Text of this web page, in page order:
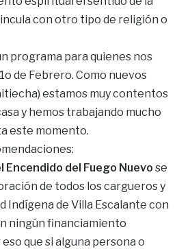
con otro tipo de religión o
programa para quienes nos
de Febrero. Como nuevos
estamos muy contentos
y hemos trabajando mucho
este momento.
Encendido del Fuego Nuevo se
de todos los cargueros y
Indígena de Villa Escalante con
ningún financiamiento
que si alguna persona o